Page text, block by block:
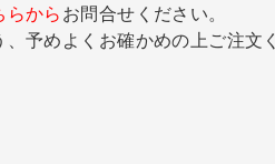
らからお問合せください。
予めよくお確かめの上ご注文